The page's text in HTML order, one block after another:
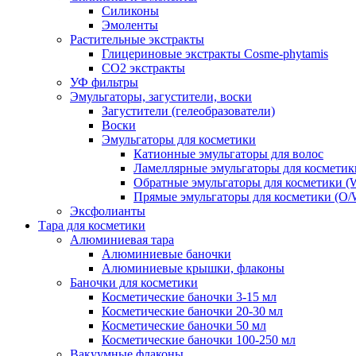
Силиконы
Эмоленты
Растительные экстракты
Глицериновые экстракты Cosme-phytamis
СО2 экстракты
УФ фильтры
Эмульгаторы, загустители, воски
Загустители (гелеобразователи)
Воски
Эмульгаторы для косметики
Катионные эмульгаторы для волос
Ламеллярные эмульгаторы для
Обратные эмульгаторы для косметики
Прямые эмульгаторы для косметики (O/
Эксфолианты
Тара для косметики
Алюминиевая тара
Алюминиевые баночки
Алюминиевые крышки, флаконы
Баночки для косметики
Косметические баночки 3-15 мл
Косметические баночки 20-30 мл
Косметические баночки 50 мл
Косметические баночки 100-250 мл